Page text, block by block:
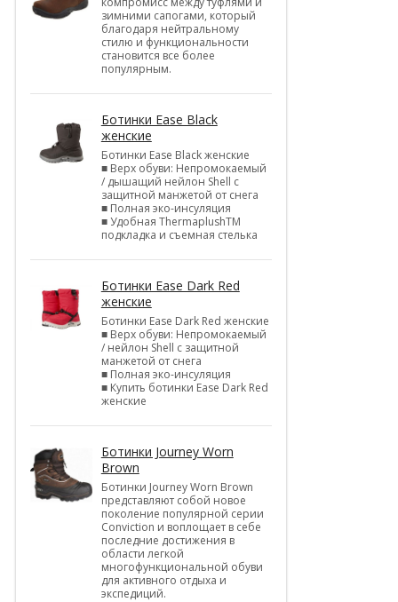
зимними сапогами, который
благодаря нейтральному
стилю и функциональности
становится все более
популярным.
Ботинки Ease Black
женские
Ботинки Ease Black женские
■ Верх обуви: Непромокаемый
/ дышащий нейлон Shell c
защитной манжетой от снега
■ Полная эко-инсуляция
■ Удобная ThermaplushTM
подкладка и съемная стелька
Ботинки Ease Dark Red
женские
Ботинки Ease Dark Red женские
■ Верх обуви: Непромокаемый
/ нейлон Shell c защитной
манжетой от снега
■ Полная эко-инсуляция
■ Купить ботинки Ease Dark Red
женские
Ботинки Journey Worn
Brown
Ботинки Journey Worn Brown
представляют собой новое
поколение популярной серии
Conviction и воплощает в себе
последние достижения в
области легкой
многофункциональной обуви
для активного отдыха и
экспедиций.